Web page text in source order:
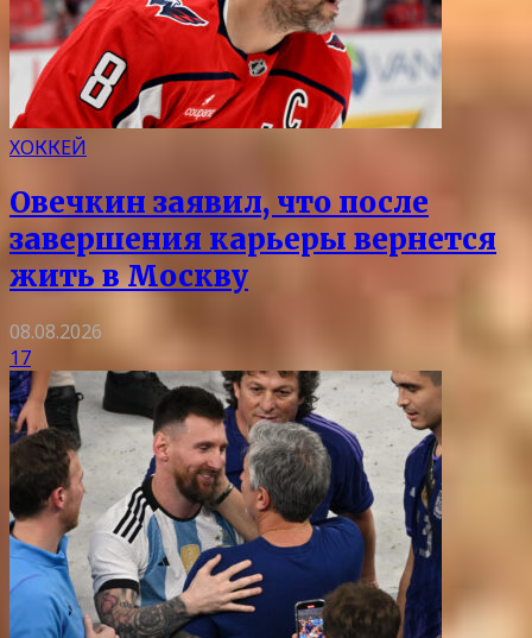
ХОККЕЙ
Овечкин заявил, что после
завершения карьеры вернется
жить в Москву
08.08.2026
17